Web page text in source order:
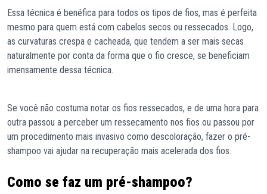
Essa técnica é benéfica para todos os tipos de fios, mas é perfeita
mesmo para quem está com cabelos secos ou ressecados. Logo,
as curvaturas crespa e cacheada, que tendem a ser mais secas
naturalmente por conta da forma que o fio cresce, se beneficiam
imensamente dessa técnica.
Se você não costuma notar os fios ressecados, e de uma hora para
outra passou a perceber um ressecamento nos fios ou passou por
um procedimento mais invasivo como descoloração, fazer o pré-
shampoo vai ajudar na recuperação mais acelerada dos fios.
Como se faz um pré-shampoo?